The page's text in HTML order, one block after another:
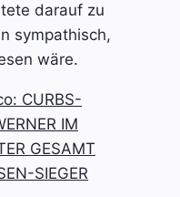
darauf zu
sympathisch,
wäre.